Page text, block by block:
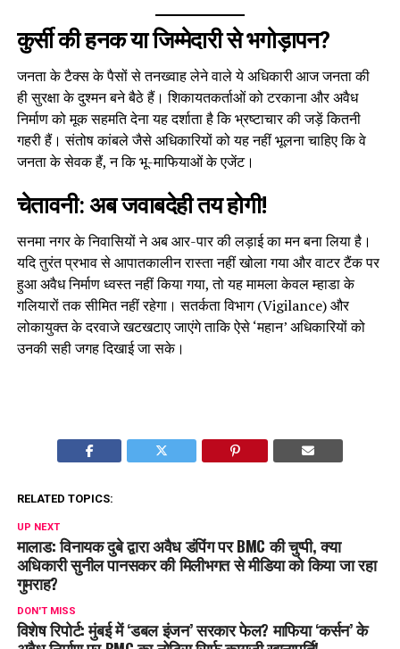
कुर्सी की हनक या जिम्मेदारी से भगोड़ापन?
जनता के टैक्स के पैसों से तनख्वाह लेने वाले ये अधिकारी आज जनता की
ही सुरक्षा के दुश्मन बने बैठे हैं। शिकायतकर्ताओं को टरकाना और अवैध
निर्माण को मूक सहमति देना यह दर्शाता है कि भ्रष्टाचार की जड़ें कितनी
गहरी हैं। संतोष कांबले जैसे अधिकारियों को यह नहीं भूलना चाहिए कि वे
जनता के सेवक हैं, न कि भू-माफियाओं के एजेंट।
चेतावनी: अब जवाबदेही तय होगी!
सनमा नगर के निवासियों ने अब आर-पार की लड़ाई का मन बना लिया है।
यदि तुरंत प्रभाव से आपातकालीन रास्ता नहीं खोला गया और वाटर टैंक पर
हुआ अवैध निर्माण ध्वस्त नहीं किया गया, तो यह मामला केवल म्हाडा के
गलियारों तक सीमित नहीं रहेगा। सतर्कता विभाग (Vigilance) और
लोकायुक्त के दरवाजे खटखटाए जाएंगे ताकि ऐसे ‘महान’ अधिकारियों को
उनकी सही जगह दिखाई जा सके।
RELATED TOPICS:
UP NEXT
मालाड: विनायक दुबे द्वारा अवैध डंपिंग पर BMC की चुप्पी, क्या
अधिकारी सुनील पानसकर की मिलीभगत से मीडिया को किया जा रहा
गुमराह?
DON'T MISS
विशेष रिपोर्ट: मुंबई में ‘डबल इंजन’ सरकार फेल? माफिया ‘कर्सन’ के